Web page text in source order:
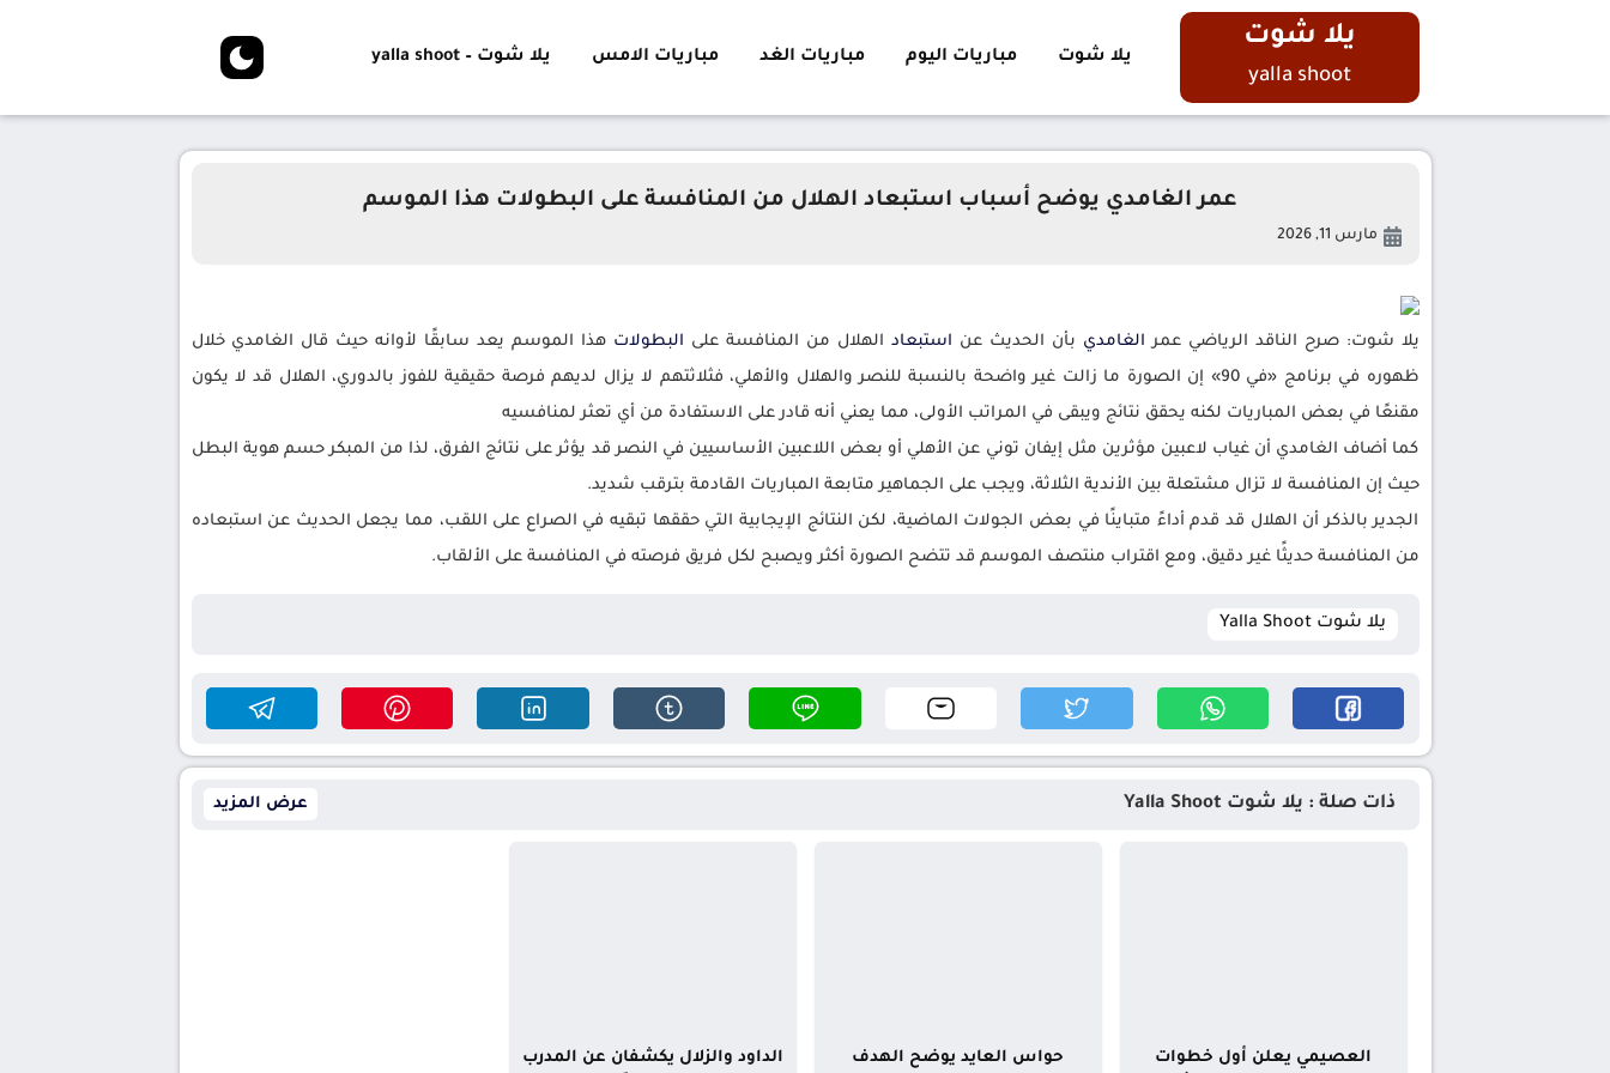
يلا شوت
yalla shoot
يلا شوت مباريات اليوم مباريات الغد مباريات الامس يلا شوت – yalla shoot
عمر الغامدي يوضح أسباب استبعاد الهلال من المنافسة على البطولات هذا الموسم
مارس 11, 2026
يلا شوت: صرح الناقد الرياضي عمر الغامدي بأن الحديث عن استبعاد الهلال من المنافسة على البطولات هذا الموسم يعد سابقًا لأوانه حيث قال الغامدي خلال
ظهوره في برنامج «في 90» إن الصورة ما زالت غير واضحة بالنسبة للنصر والهلال والأهلي، فثلاثتهم لا يزال لديهم فرصة حقيقية للفوز بالدوري، الهلال قد لا يكون
مقنعًا في بعض المباريات لكنه يحقق نتائج ويبقى في المراتب الأولى، مما يعني أنه قادر على الاستفادة من أي تعثر لمنافسيه
كما أضاف الغامدي أن غياب لاعبين مؤثرين مثل إيفان توني عن الأهلي أو بعض اللاعبين الأساسيين في النصر قد يؤثر على نتائج الفرق، لذا من المبكر حسم هوية البطل
حيث إن المنافسة لا تزال مشتعلة بين الأندية الثلاثة، ويجب على الجماهير متابعة المباريات القادمة بترقب شديد.
الجدير بالذكر أن الهلال قد قدم أداءً متباينًا في بعض الجولات الماضية، لكن النتائج الإيجابية التي حققها تبقيه في الصراع على اللقب، مما يجعل الحديث عن استبعاده
من المنافسة حديثًا غير دقيق، ومع اقتراب منتصف الموسم قد تتضح الصورة أكثر ويصبح لكل فريق فرصته في المنافسة على الألقاب.
يلا شوت Yalla Shoot
ذات صلة : يلا شوت Yalla Shoot عرض المزيد
العصيمي يعلن أول خطوات حواس العايد يوضح الهدف الداود والزلال يكشفان عن المدرب